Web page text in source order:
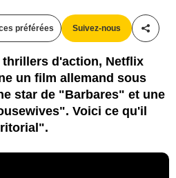
préférées Suivez-nous
thrillers d'action, Netflix
un film allemand sous
star de "Barbares" et une
Voici ce qu'il